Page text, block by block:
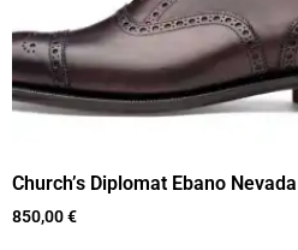
Church’s Diplomat Ebano Nevada
850,00€